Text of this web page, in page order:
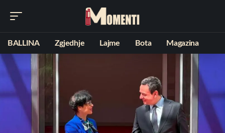
BALLINA Zgjedhje Lajme Bota Magazina